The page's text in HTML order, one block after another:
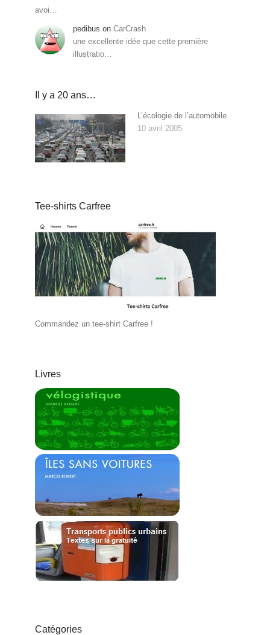
avoi…
pedibus on CarCrash
une excellente idée que cette première
illustratio…
Il y a 20 ans…
L’écologie de l’automobile
10 avril 2005
Tee-shirts Carfree
Commandez un tee-shirt Carfree !
Livres
Catégories